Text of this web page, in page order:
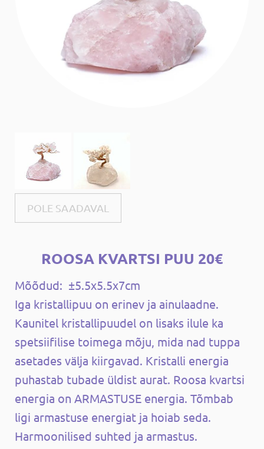
POLE SAADAVAL
ROOSA KVARTSI PUU 20€
Mõõdud: ±5.5x5.5x7cm
Iga kristallipuu on erinev ja ainulaadne.
Kaunitel kristallipuudel on lisaks ilule ka
spetsiifilise toimega mõju, mida nad tuppa
asetades välja kiirgavad. Kristalli energia
puhastab tubade üldist aurat. Roosa kvartsi
energia on ARMASTUSE energia. Tõmbab
ligi armastuse energiat ja hoiab seda.
Harmoonilised suhted ja armastus.